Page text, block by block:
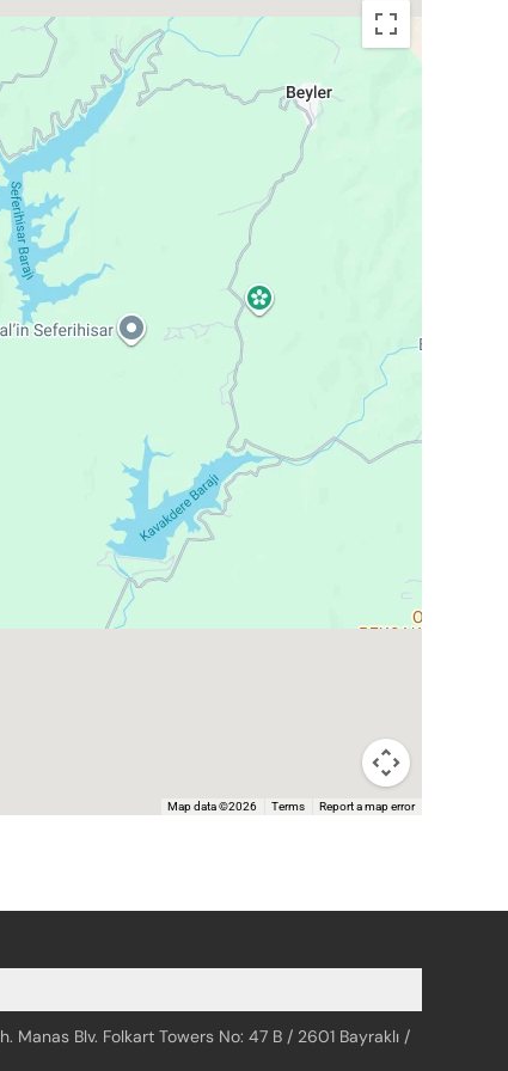
Map data ©2026 Terms Report a map error
Manas Blv. Folkart Towers No: 47 B / 2601 Bayraklı /